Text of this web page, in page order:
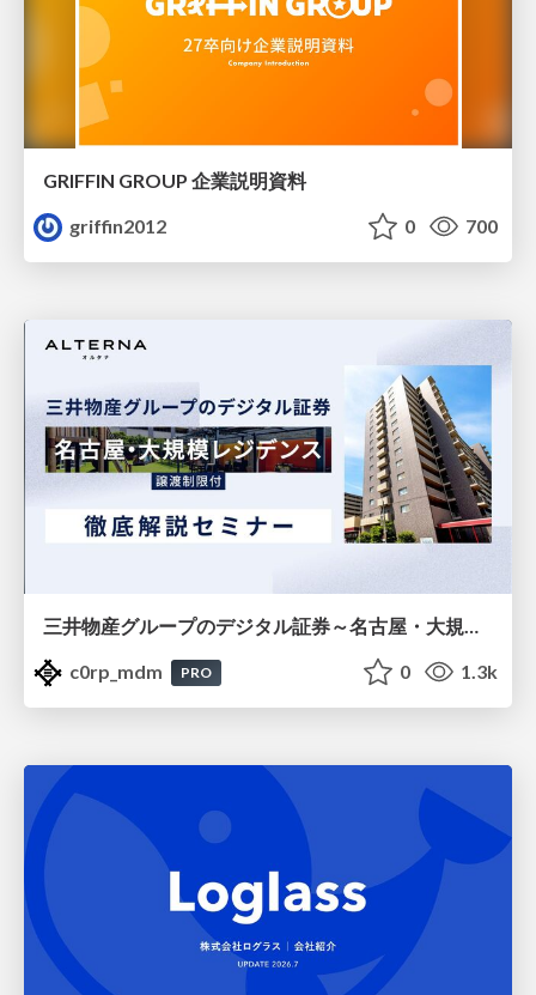
GRIFFIN GROUP 企業説明資料
griffin2012
0 700
三井物産グループのデジタル証券～名古屋・大規模レジデンス～徹底解説セミナー
c0rp_mdm
PRO 0 1.3k